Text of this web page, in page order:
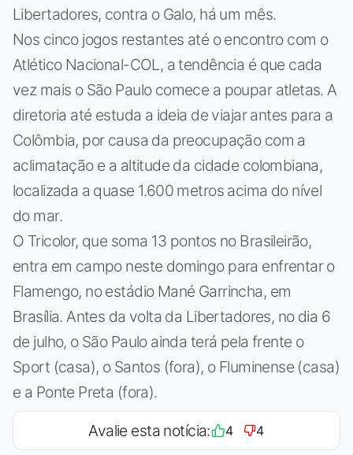
Libertadores, contra o Galo, há um mês.
Nos cinco jogos restantes até o encontro com o
Atlético Nacional-COL, a tendência é que cada
vez mais o São Paulo comece a poupar atletas. A
diretoria até estuda a ideia de viajar antes para a
Colômbia, por causa da preocupação com a
aclimatação e a altitude da cidade colombiana,
localizada a quase 1.600 metros acima do nível
do mar.
O Tricolor, que soma 13 pontos no Brasileirão,
entra em campo neste domingo para enfrentar o
Flamengo, no estádio Mané Garrincha, em
Brasília. Antes da volta da Libertadores, no dia 6
de julho, o São Paulo ainda terá pela frente o
Sport (casa), o Santos (fora), o Fluminense (casa)
e a Ponte Preta (fora).
Avalie esta notícia: 4 4